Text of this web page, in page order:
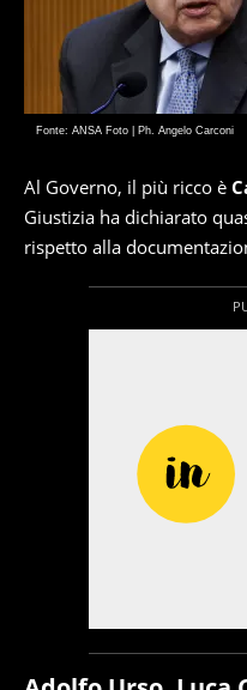
Fonte: ANSA Foto | Ph. Angelo Carconi
Al Governo, il più ricco è
Giustizia ha dichiarato
rispetto alla